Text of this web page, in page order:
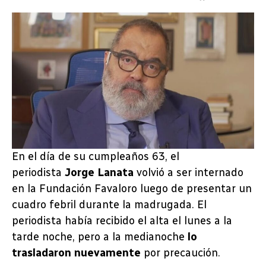
En el día de su cumpleaños 63, el
periodista Jorge Lanata volvió a ser internado
en la Fundación Favaloro luego de presentar un
cuadro febril durante la madrugada. El
periodista había recibido el alta el lunes a la
tarde noche, pero a la medianoche lo
trasladaron nuevamente por precaución.